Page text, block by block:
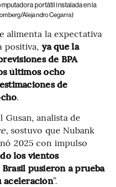
portátil instalada en la
Alejandro Cegarra)
alimenta la expectativa
positiva, ya que la
de BPA
últimos ocho
de
.
Gusan, analista de
, sostuvo que Nubank
2025 con impulso
los vientos
pusieron a prueba
aceleración”.